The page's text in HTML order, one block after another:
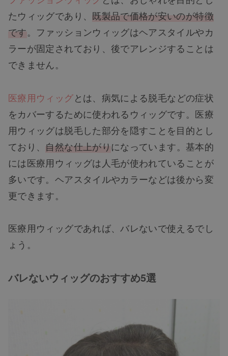
たウィッグであり、 既製品で価格が安いのが特徴
です。ファッションウィッグはヘアスタイルやカ
ラーが固定されており、後でアレンジすることは
できません。
医療用ウィッグとは、病気による脱毛などの症状
をカバーするために使われるウィッグです。医療
用ウィッグは脱毛した部分を隠すことを目的とし
ており、 自然な仕上がり になっています。基本的
には医療用ウィッグは人毛が使われていることが
多いです。ヘアスタイルやカラーなどは後から変
更できます。
医療用ウィッグであれば、バレないで使えるでし
ょう。
バレないウィッグのおすすめ5選